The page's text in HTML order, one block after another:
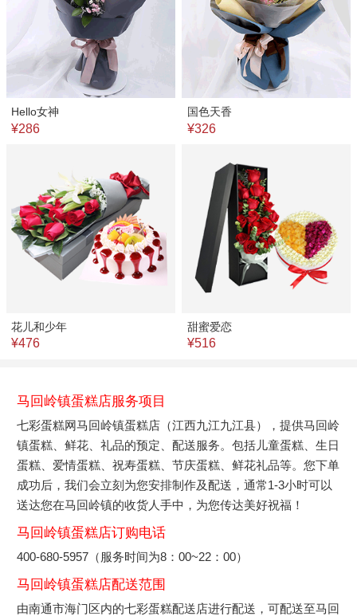
Hello女神
¥286
国色天香
¥326
花儿和少年
¥476
甜蜜爱恋
¥516
马回岭镇蛋糕店服务项目
七彩蛋糕网马回岭镇蛋糕店（江西九江九江县），提供马回岭
镇蛋糕、鲜花、礼品的预定、配送服务。包括儿童蛋糕、生日
蛋糕、爱情蛋糕、祝寿蛋糕、节庆蛋糕、鲜花礼品等。您下单
成功后，我们会立刻为您安排制作及配送，通常1-3小时可以
送达您在马回岭镇的收货人手中，为您传达美好祝福！
马回岭镇蛋糕店订购电话
400-680-5957（服务时间为8：00~22：00）
马回岭镇蛋糕店配送范围
由南通市海门区内的七彩蛋糕配送店进行配送，可配送至马回